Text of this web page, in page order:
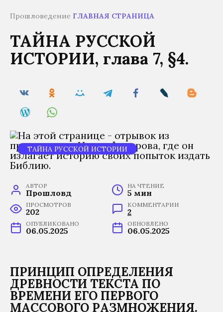
Прошловедение ГЛАВНАЯ СТРАНИЦА
ТАЙНА РУССКОЙ
ИСТОРИИ, глава 7, §4.
ТАЙНА РУССКОЙ ИСТОРИИ
АВТОР
Прошловѣд
НА ЧТЕНИЕ
5 мин
ПРОСМОТРОВ
202
КОММЕНТАРИИ
2
ОПУБЛИКОВАНО
06.05.2025
ОБНОВЛЕНО
06.05.2025
ПРИНЦИП ОПРЕДЕЛЕНИЯ
ДРЕВНОСТИ ТЕКСТА ПО
ВРЕМЕНИ ЕГО ПЕРВОГО
МАССОВОГО РАЗМНОЖЕНИЯ.